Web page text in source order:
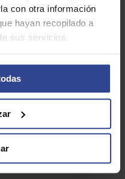
con otra información
hayan recopilado a
sus servicios.
clientes?
con Asefarma y
profesional,
e informado,en cada
todo el proceso.
por todo el